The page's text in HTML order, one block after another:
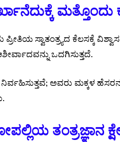
ಮತ್ತೊಂದು
ಸ್ವಾತಂತ್ರ್ಯದ ಕೆಲಸಕ್ಕೆ
ಒದಗಿಸುತ್ತದೆ.
ಅವರು ಮಕ್ಕಳ ಹೆಸರನ್ನು
ತಂತ್ರಜ್ಞಾನ